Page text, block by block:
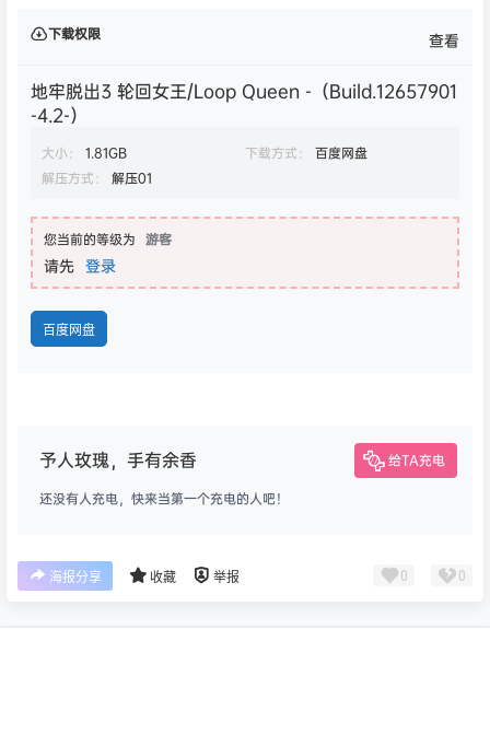
下载权限 查看
地牢脱出3 轮回女王/Loop Queen -（Build.12657901
-4.2-）
大小： 1.81GB 下载方式：
百度网盘
解压方式：
解压01
您当前的等级为 游客
请先 登录
百度网盘
予人玫瑰，手有余香 给TA充电
还没有人充电，快来当第一个充电的人吧！
海报分享 收藏 举报 0 0